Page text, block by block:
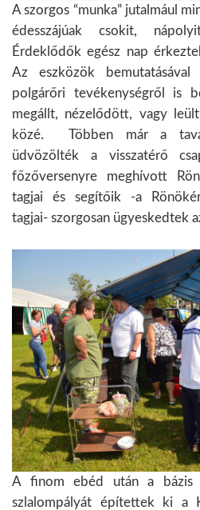
A szorgos “munka” jutalmául
édesszájúak csokit,
Érdeklődők egész nap
Az eszközök bemutatásával
polgárőri tevékenységről is
megállt, nézelődött, vagy
közé. Többen már a
üdvözölték a visszatérő
főzőversenyre meghívott
tagjai és segítőik -a
tagjai- szorgosan ügyeskedtek
A finom ebéd után a bázis
szlalompályát építettek ki a